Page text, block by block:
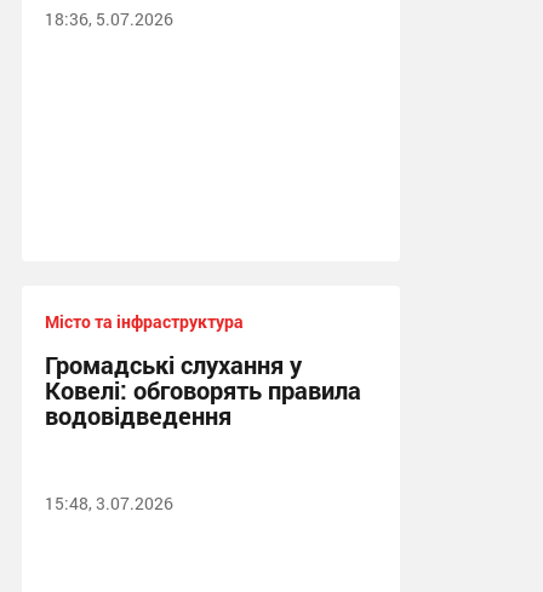
18:36, 5.07.2026
Місто та інфраструктура
Громадські слухання у
Ковелі: обговорять правила
водовідведення
15:48, 3.07.2026